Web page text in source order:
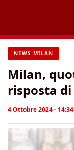
contenuto
NEWS MILAN
Milan,
risposta
4 Ottobre 2024 - 14:34